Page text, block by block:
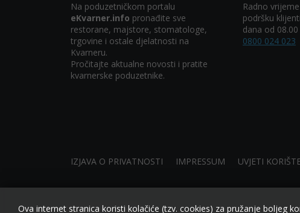
Na poduzetničkom portalu
eKvarner.info pronađite sve
restorane, majstore, stomatologe,
trgovine i ostale djelatnosti na
Kvarneru.
Pročitajte aktualne novosti i pratite
kvarnerske poduzetnike.
Radno
podršku
dana od
0800 024 023
IZJAVA O PRIVATNOSTI IMPRESSUM UVJETI
made by NIVAGO
Ova internet stranica koristi kolačiće (tzv. cookies) za pružanje boljeg